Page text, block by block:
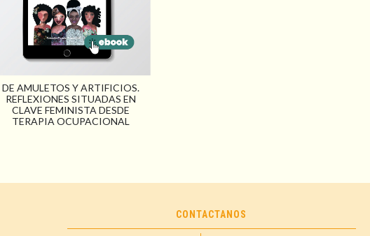
DE AMULETOS Y ARTIFICIOS.
REFLEXIONES SITUADAS EN
CLAVE FEMINISTA DESDE
TERAPIA OCUPACIONAL
CONTACTANOS